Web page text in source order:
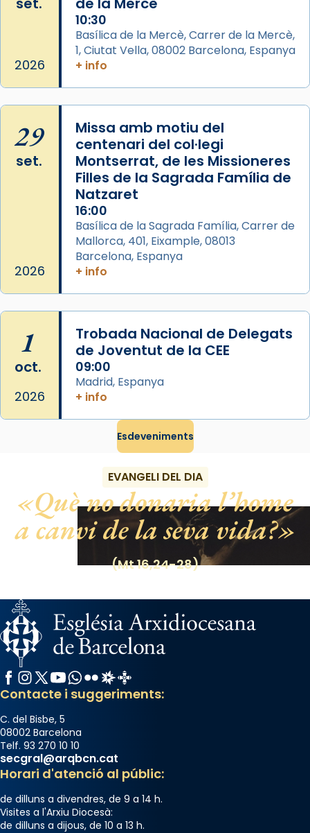
que les santes són filles de l’antiga Iluro.
Mataró en reivindicarà les relíquies fins que
les aconseguirà el 1772. L’ofici que es canta
a la “Missa de les Santes” (“Missa de
pontifici, amb orquestra i cor, i té una
duració aproximada de tres hores. Després,
processó (recuperada el 1972) al voltant
del temple amb les relíquies de les santes.
Des de 1985 hi participa també un grup de
diablesses amb música i ball propis. Festa
gran a Mataró.
«Si vols saber què és calor, ves per les
Santes a Mataró»🥵.
2026
10:30
Basílica de la Mercè, Carrer de la Mercè,
1, Ciutat Vella, 08002 Barcelona, Espanya
+ info
29
set.
2026
Missa amb motiu del
centenari del col·legi
Montserrat, de les Missioneres
Filles de la Sagrada Família de
Natzaret
16:00
Basílica de la Sagrada Família, Carrer de
Mallorca, 401, Eixample, 08013
Barcelona, Espanya
+ info
1
oct.
2026
Trobada Nacional de Delegats
de Joventut de la CEE
09:00
Madrid, Espanya
+ info
Esdeveniments
EVANGELI DEL DIA
Què no donaria l’home
a canvi de la seva vida?
(Mt 16,24-28)
Facebook
Instagram
X / Twitter
YouTube
WhatsApp
FlickrRadio Estel
Catalunya Cristiana
Contacte i suggeriments:
C. del Bisbe, 5
08002 Barcelona
Telf. 93 270 10 10
secgral@arqbcn.cat
Horari d'atenció al públic:
de dilluns a divendres, de 9 a 14 h.
Visites a l'Arxiu Diocesà:
de dilluns a dijous, de 10 a 13 h.